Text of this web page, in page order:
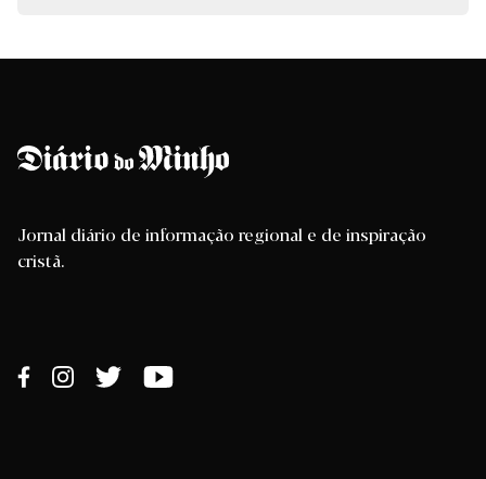
Jornal diário de informação regional e de inspiração
cristã.